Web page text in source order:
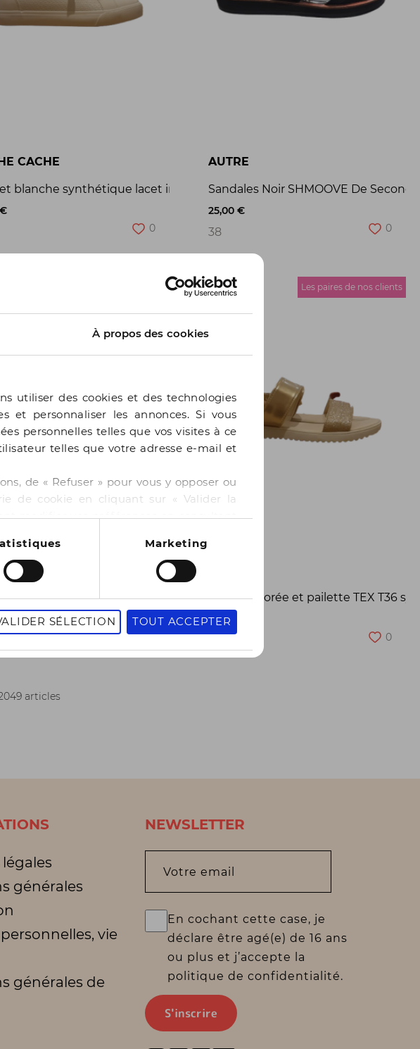
À propos des cookies
utiliser des cookies et des technologies
et personnaliser les annonces. Si vous
personnelles telles que vos visites à ce
telles que votre adresse e-mail et
de « Refuser » pour vous y opposer ou
de cookie en cliquant sur « Valider la
modifier vos préférences en consultant
Marketing
SÉLECTION TOUT ACCEPTER
de seconde main
CACHE
blanche synthétique lacet irisé T39 CACHE CACHE de seconde main
0
AUTRE
Sandales Noir SHMOOVE De
25,00 €
38 0
Les paires de nos clients
à talon dorée cuir ERAM T39 de seconde main
0
Les paires de nos clients
Sandale dorée et pailette TEX T36
10,00 €
0
articles
générales
vie
générales de
NEWSLETTER
Votre email
En cochant cette case, je
déclare être agé(e) de 16 ans
ou plus et j’accepte la
politique de confidentialité.
S'inscrire